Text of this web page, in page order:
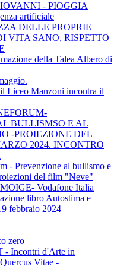
- PIOGGIA
artificiale
DELLE PROPRIE
VITA SANO, RISPETTO
della Talea Albero di
Liceo Manzoni incontra il
BULLISMSO E AL
-PROIEZIONE DEL
2024. INCONTRO
- Prevenzione al bullismo e
del film "Neve"
Vodafone Italia
libro Autostima e
febbraio 2024
zero
- Incontri d'Arte in
Vitae -